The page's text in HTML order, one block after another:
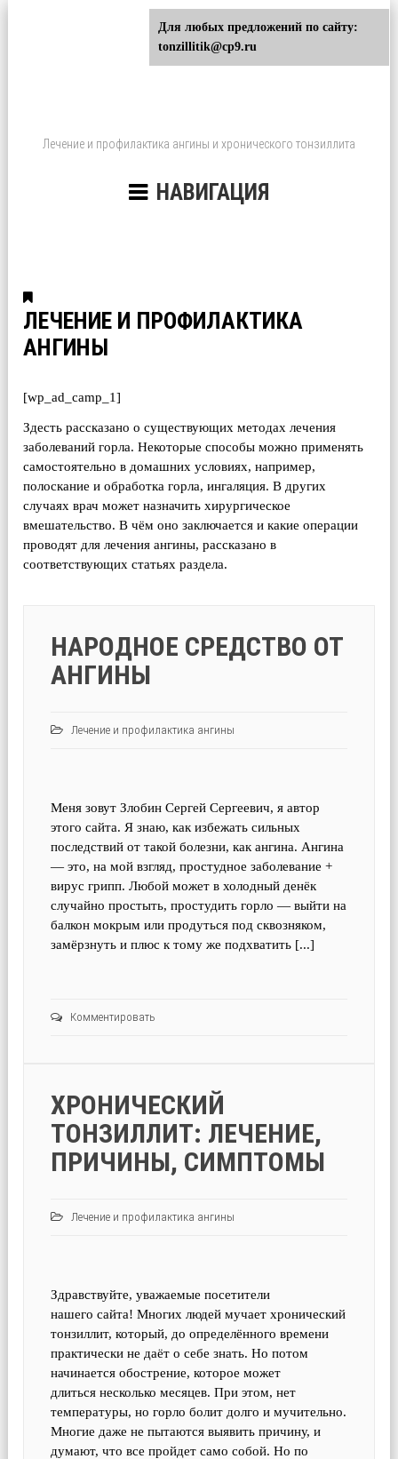
Лечение и профилактика ангины и хронического тонзиллита
НАВИГАЦИЯ
ЛЕЧЕНИЕ И ПРОФИЛАКТИКА
АНГИНЫ
[wp_ad_camp_1]
Здесть рассказано о существующих методах лечения
заболеваний горла. Некоторые способы можно применять
самостоятельно в домашних условиях, например,
полоскание и обработка горла, ингаляция. В других
случаях врач может назначить хирургическое
вмешательство. В чём оно заключается и какие операции
проводят для лечения ангины, рассказано в
соответствующих статьях раздела.
НАРОДНОЕ СРЕДСТВО ОТ
АНГИНЫ
Лечение и профилактика ангины
Меня зовут Злобин Сергей Сергеевич, я автор
этого сайта. Я знаю, как избежать сильных
последствий от такой болезни, как ангина. Ангина
— это, на мой взгляд, простудное заболевание +
вирус грипп. Любой может в холодный денёк
случайно простыть, простудить горло — выйти на
балкон мокрым или продуться под сквозняком,
замёрзнуть и плюс к тому же подхватить [...]
Комментировать
ХРОНИЧЕСКИЙ
ТОНЗИЛЛИТ: ЛЕЧЕНИЕ,
ПРИЧИНЫ, СИМПТОМЫ
Лечение и профилактика ангины
Здравствуйте, уважаемые посетители
нашего сайта! Многих людей мучает хронический
тонзиллит, который, до определённого времени
практически не даёт о себе знать. Но потом
начинается обострение, которое может
длиться несколько месяцев. При этом, нет
температуры, но горло болит долго и мучительно.
Многие даже не пытаются выявить причину, и
думают, что все пройдет само собой. Но по
Для любых предложений по сайту:
tonzillitik@cp9.ru